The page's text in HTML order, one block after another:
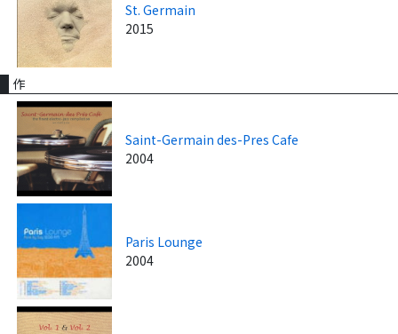
St. Germain
2015
作
Saint-Germain des-Pres Cafe
2004
Paris Lounge
2004